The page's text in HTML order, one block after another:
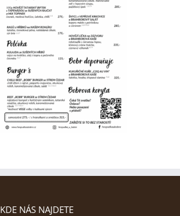
KDE NÁS NAJDETE